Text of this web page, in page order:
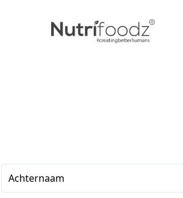
Achternaam